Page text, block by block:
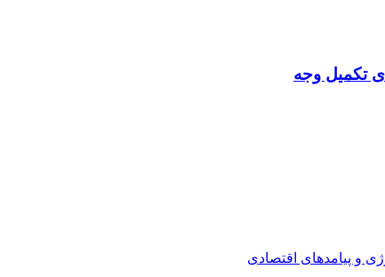
و پیامدهای اقتصادی